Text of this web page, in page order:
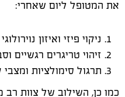
את המטופל ליום שאחרי:
ניקוי פיזי ואיזון
זיהוי טריגרים רגשיים
תרגול סימולציות
כמו כן, השילוב של צוות רב